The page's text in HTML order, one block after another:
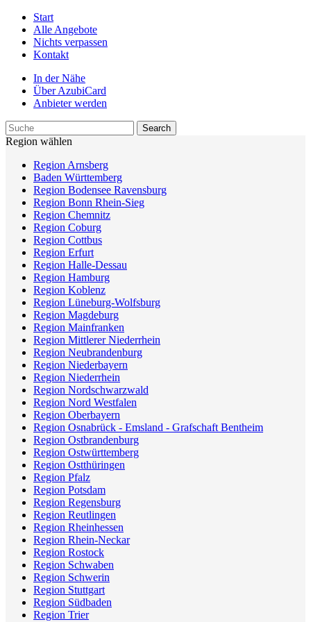
Start
Alle Angebote
Nichts verpassen
Kontakt
In der Nähe
Über AzubiCard
Anbieter werden
Region wählen
Region Arnsberg
Baden Württemberg
Region Bodensee Ravensburg
Region Bonn Rhein-Sieg
Region Chemnitz
Region Coburg
Region Cottbus
Region Erfurt
Region Halle-Dessau
Region Hamburg
Region Koblenz
Region Lüneburg-Wolfsburg
Region Magdeburg
Region Mainfranken
Region Mittlerer Niederrhein
Region Neubrandenburg
Region Niederbayern
Region Niederrhein
Region Nordschwarzwald
Region Nord Westfalen
Region Oberbayern
Region Osnabrück - Emsland - Grafschaft Bentheim
Region Ostbrandenburg
Region Ostwürttemberg
Region Ostthüringen
Region Pfalz
Region Potsdam
Region Regensburg
Region Reutlingen
Region Rheinhessen
Region Rhein-Neckar
Region Rostock
Region Schwaben
Region Schwerin
Region Stuttgart
Region Südbaden
Region Trier